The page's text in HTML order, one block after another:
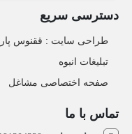
دسترسی سریع
طراحی سایت :‌ ققنوس
تبلیغات انبوه
صفحه اختصاصی مشاغل
تماس با ما